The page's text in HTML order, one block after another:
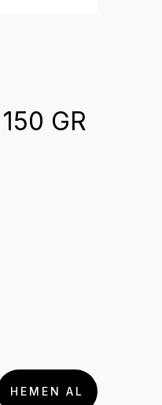
GR
HEMEN AL